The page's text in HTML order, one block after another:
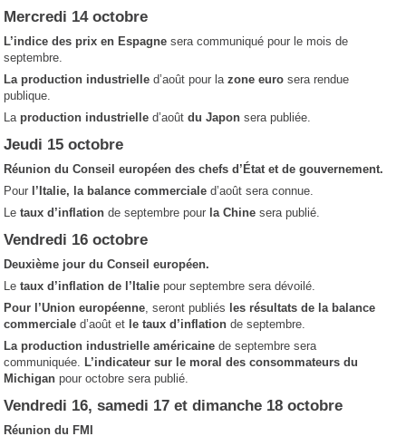
Mercredi 14 octobre
L’indice des prix en Espagne sera communiqué pour le mois de
septembre.
La production industrielle d’août pour lazone euro sera rendue
publique.
La production industrielle d’aoûtdu Japon sera publiée.
Jeudi 15 octobre
Réunion du Conseil européen des chefs d’État et de gouvernement.
Pour l’Italie, la balance commerciale d’août sera connue.
Letaux d’inflation de septembre pour la Chine sera publié.
Vendredi 16 octobre
Deuxième jour du Conseil européen.
Letaux d’inflation de l’Italie pour septembre sera dévoilé.
Pour l’Union européenne, seront publiés les résultats de la balance
commerciale d’août et le taux d’inflation de septembre.
La production industrielle américaine de septembre sera
communiquée. L’indicateur sur le moral des consommateurs du
Michigan pour octobre sera publié.
Vendredi 16, samedi 17 et dimanche 18 octobre
Réunion du FMI